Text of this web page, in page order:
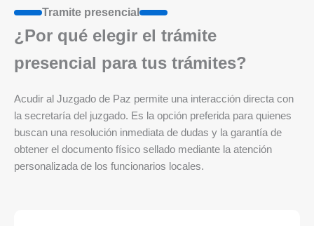
Tramite presencial
¿Por qué elegir el trámite
presencial para tus trámites?
Acudir al Juzgado de Paz permite una interacción directa con
la secretaría del juzgado. Es la opción preferida para quienes
buscan una resolución inmediata de dudas y la garantía de
obtener el documento físico sellado mediante la atención
personalizada de los funcionarios locales.